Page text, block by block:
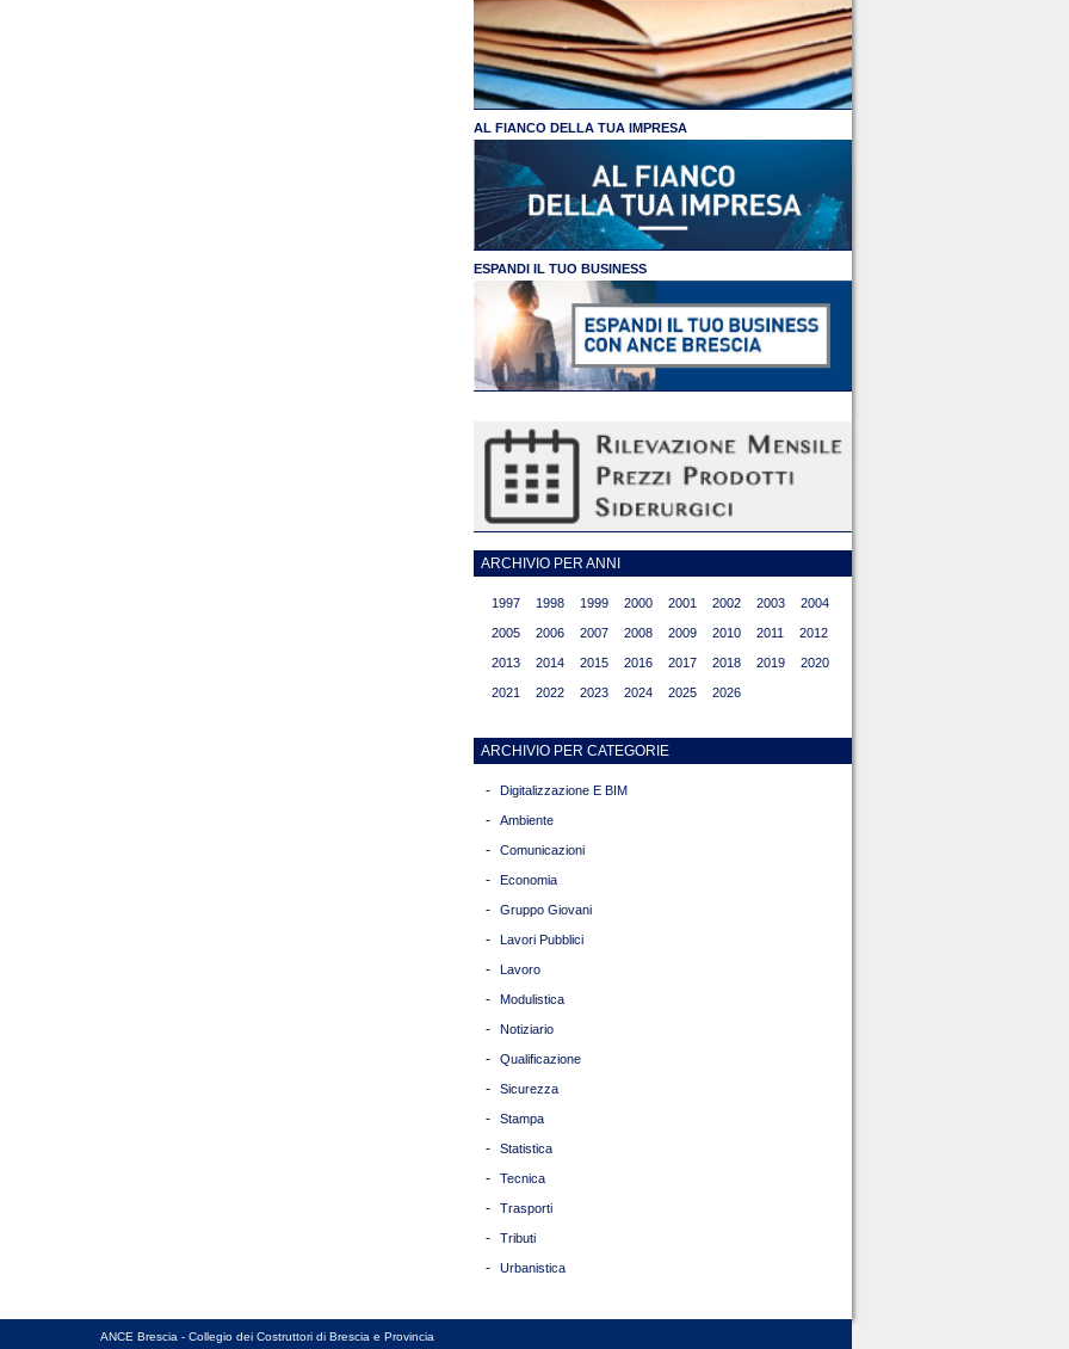
AL FIANCO DELLA TUA IMPRESA
ESPANDI IL TUO BUSINESS
ARCHIVIO PER ANNI
1997 1998 1999 2000 2001 2002 2003 2004
2005 2006 2007 2008 2009 2010 2011 2012
2013 2014 2015 2016 2017 2018 2019 2020
2021 2022 2023 2024 2025 2026
ARCHIVIO PER CATEGORIE
- Digitalizzazione E BIM
- Ambiente
- Comunicazioni
- Economia
- Gruppo Giovani
- Lavori Pubblici
- Lavoro
- Modulistica
- Notiziario
- Qualificazione
- Sicurezza
- Stampa
- Statistica
- Tecnica
- Trasporti
- Tributi
- Urbanistica
ANCE Brescia - Collegio dei Costruttori di Brescia e Provincia